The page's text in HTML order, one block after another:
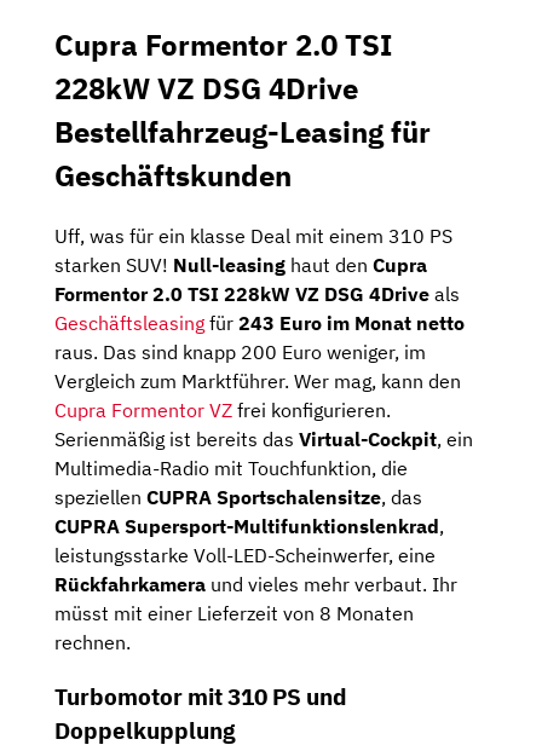
Cupra Formentor 2.0 TSI
228kW VZ DSG 4Drive
Bestellfahrzeug-Leasing für
Geschäftskunden
Uff, was für ein klasse Deal mit einem 310 PS
starken SUV! Null-leasing haut den Cupra
Formentor 2.0 TSI 228kW VZ DSG 4Drive als
Geschäftsleasing für 243 Euro im Monat netto
raus. Das sind knapp 200 Euro weniger, im
Vergleich zum Marktführer. Wer mag, kann den
Cupra Formentor VZ frei konfigurieren.
Serienmäßig ist bereits das Virtual-Cockpit, ein
Multimedia-Radio mit Touchfunktion, die
speziellen CUPRA Sportschalensitze, das
CUPRA Supersport-Multifunktionslenkrad,
leistungsstarke Voll-LED-Scheinwerfer, eine
Rückfahrkamera und vieles mehr verbaut. Ihr
müsst mit einer Lieferzeit von 8 Monaten
rechnen.
Turbomotor mit 310 PS und
Doppelkupplung